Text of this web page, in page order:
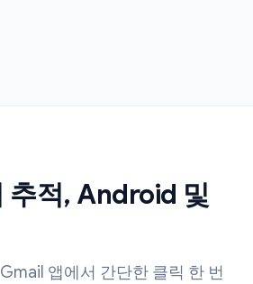
추적, Android 및
앱에서 간단한 클릭 한 번